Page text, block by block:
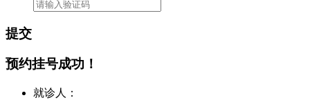
提交
预约挂号成功！
就诊人：